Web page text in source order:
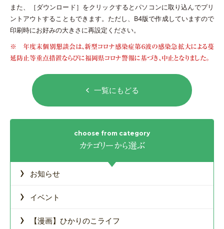
また、［ダウンロード］をクリックするとパソコンに取り込んでプリ
ントアウトすることもできます。ただし、B4版で作成していますので
印刷時にお好みの大きさに再設定ください。
※ 年度末個別懇談会は、新型コロナ感染症第６波の感染急拡大による蔓
延防止等重点措置ならびに福岡県コロナ警報に基づき、中止となりました。
一覧にもどる
カテゴリーから選ぶ
› お知らせ
› イベント
› 【漫画】ひかりのこライフ